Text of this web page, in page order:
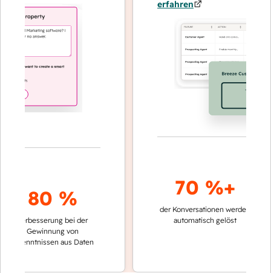
80 %
bei der
Gewinnung von
aus Daten
erfahren
70 %+
der Konversationen werden
automatisch gelöst